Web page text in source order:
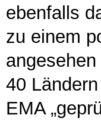
ebenfalls
zu einem
40
EMA